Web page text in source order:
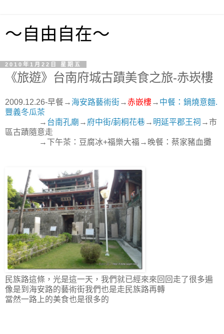
～自由自在～
2010年1月22日 星期五
《旅遊》台南府城古蹟美食之旅-赤崁樓
2009.12.26-早餐→ 海安路藝術街→赤嵌樓→ 中餐：鍋燒意麵.
豐義冬瓜茶
→ 台南孔廟 → 府中街/莿桐花巷→ 明延平郡王祠 →市
區古蹟隨意走
→下午茶：豆腐冰+福樂大福→晚餐：蔡家豬血攤
民族路這條，光是這一天，我們就已經來來回回走了很多遍
像是到海安路的藝術街我們也是走民族路再轉
當然一路上的美食也是很多的